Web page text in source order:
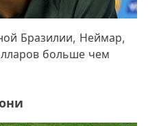
Бразилии, Неймар,
больше чем